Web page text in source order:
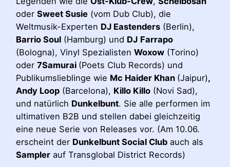
oder Sweet Susie (vom Dub Club), die
Weltmusik-Experten DJ Eastenders (Berlin),
Barrio Soul (Hamburg) und DJ Farrapo
(Bologna), Vinyl Spezialisten Woxow (Torino)
oder 7Samurai (Poets Club Records) und
Publikumslieblinge wie Mc Haider Khan (Jaipur),
Andy Loop (Barcelona), Killo Killo (Novi Sad),
und natürlich Dunkelbunt. Sie alle performen im
ultimativen B2B und stellen dabei gleichzeitig
eine neue Serie von Releases vor. (Am 10.06.
erscheint der Dunkelbunt Social Club auch als
Sampler auf Transglobal District Records)